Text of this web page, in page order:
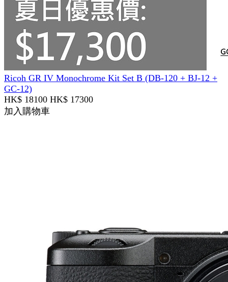
Ricoh GR IV Monochrome Kit Set B (DB-120 + BJ-12 +
GC-12)
HK$ 18100 HK$ 17300
加入購物車